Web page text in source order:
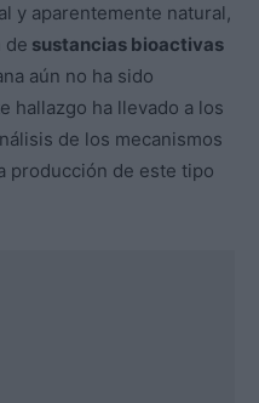
y aparentemente natural,
de sustancias bioactivas
aún no ha sido
hallazgo ha llevado a los
de los mecanismos
producción de este tipo